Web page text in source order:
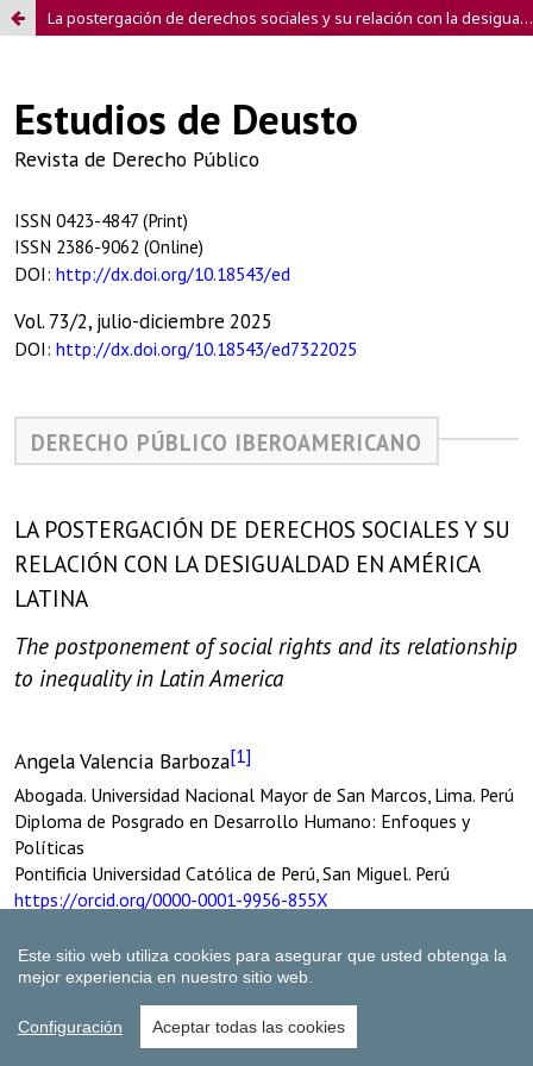
La postergación de derechos sociales y su relación con la desigualdad en América Latina
Este sitio web utiliza cookies para asegurar que usted obtenga la
mejor experiencia en nuestro sitio web.
Configuración Aceptar todas las cookies